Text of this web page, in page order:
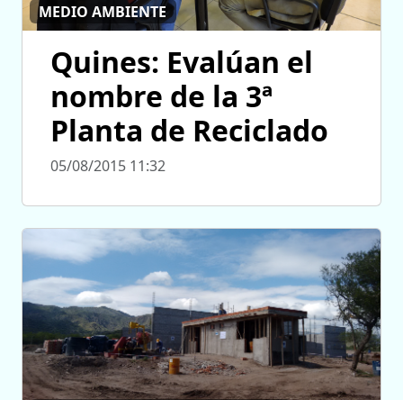
MEDIO AMBIENTE
Quines: Evalúan el
nombre de la 3ª
Planta de Reciclado
05/08/2015 11:32